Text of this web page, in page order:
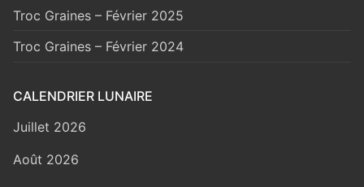
Troc Graines – Février 2025
Troc Graines – Février 2024
CALENDRIER LUNAIRE
Juillet 2026
Août 2026